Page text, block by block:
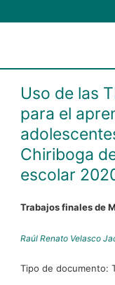
Uso de las
para el
Chiriboga
escolar
Trabajos finales de
Raúl Renato Velasco
Tipo de documento: